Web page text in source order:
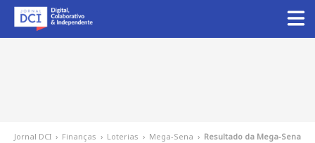
Jornal DCI › Finanças › Loterias › Mega-Sena › Resultado da Mega-Sena